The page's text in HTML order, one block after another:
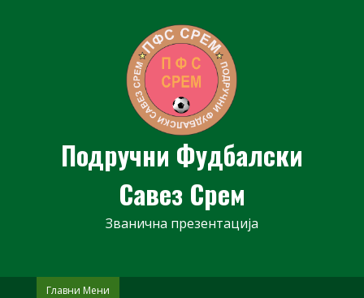
Подручни Фудбалски
Савез Срем
Званична презентација
Главни Мени